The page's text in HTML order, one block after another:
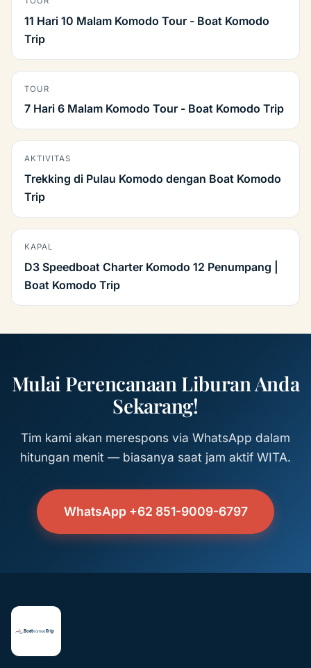
11 Hari 10 Malam Komodo Tour - Boat Komodo
Trip
TOUR
7 Hari 6 Malam Komodo Tour - Boat Komodo Trip
AKTIVITAS
Trekking di Pulau Komodo dengan Boat Komodo
Trip
KAPAL
D3 Speedboat Charter Komodo 12 Penumpang |
Boat Komodo Trip
Mulai Perencanaan Liburan Anda
Sekarang!
Tim kami akan merespons via WhatsApp dalam
hitungan menit — biasanya saat jam aktif WITA.
WhatsApp +62 851-9009-6797